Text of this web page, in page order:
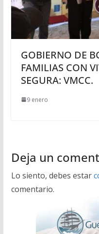
GOBIERNO DE
FAMILIAS CON
SEGURA: VMCC.
9 enero
Deja un
Lo siento, debes estar
comentario.